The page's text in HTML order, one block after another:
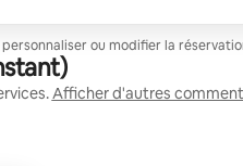
ou modifier la
Afficher d'autres